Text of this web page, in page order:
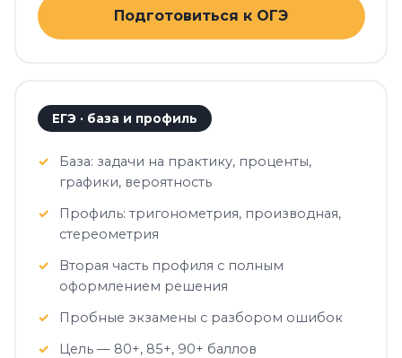
Подготовиться к ОГЭ
ЕГЭ · база и профиль
База: задачи на практику, проценты,
графики, вероятность
Профиль: тригонометрия, производная,
стереометрия
Вторая часть профиля с полным
оформлением решения
Пробные экзамены с разбором ошибок
Цель — 80+, 85+, 90+ баллов